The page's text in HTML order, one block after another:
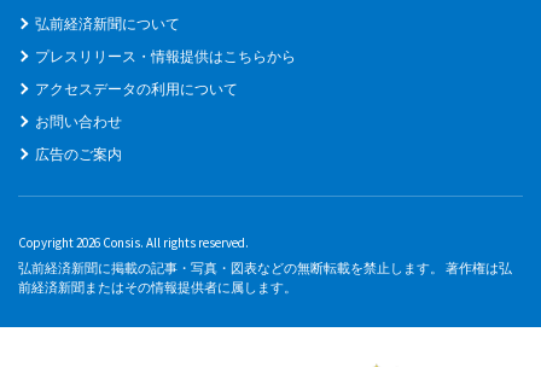
弘前経済新聞について
プレスリリース・情報提供はこちらから
アクセスデータの利用について
お問い合わせ
広告のご案内
Copyright 2026 Consis. All rights reserved.
弘前経済新聞に掲載の記事・写真・図表などの無断転載を禁止します。 著作権は弘
前経済新聞またはその情報提供者に属します。